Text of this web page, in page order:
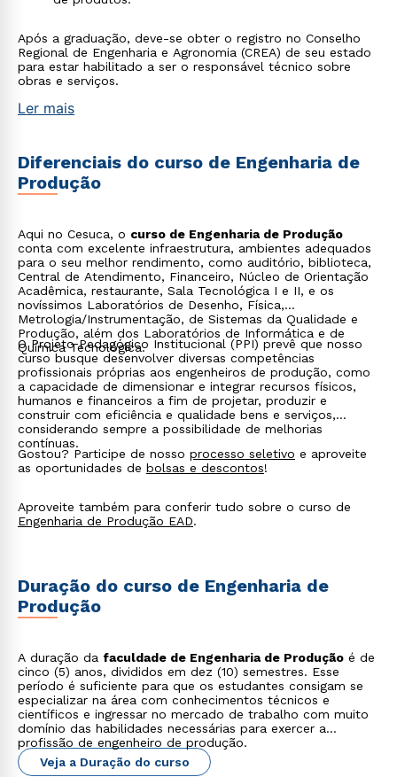
Após a graduação, deve-se obter o registro no Conselho
Regional de Engenharia e Agronomia (CREA) de seu estado
para estar habilitado a ser o responsável técnico sobre
obras e serviços.
Ler mais
Diferenciais do curso de Engenharia de
Produção
Aqui no Cesuca, o curso de Engenharia de Produção
conta com excelente infraestrutura, ambientes adequados
para o seu melhor rendimento, como auditório, biblioteca,
Central de Atendimento, Financeiro, Núcleo de Orientação
Acadêmica, restaurante, Sala Tecnológica I e II, e os
novíssimos Laboratórios de Desenho, Física,
Metrologia/Instrumentação, de Sistemas da Qualidade e
Produção, além dos Laboratórios de Informática e de
Química Tecnológica.
O Projeto Pedagógico Institucional (PPI) prevê que nosso
curso busque desenvolver diversas competências
profissionais próprias aos engenheiros de produção, como
a capacidade de dimensionar e integrar recursos físicos,
humanos e financeiros a fim de projetar, produzir e
construir com eficiência e qualidade bens e serviços,
considerando sempre a possibilidade de melhorias
contínuas.
Gostou? Participe de nosso processo seletivo e aproveite
as oportunidades de bolsas e descontos!
Aproveite também para conferir tudo sobre o curso de
Engenharia de Produção EAD.
Duração do curso de Engenharia de
Produção
A duração da faculdade de Engenharia de Produção é de
cinco (5) anos, divididos em dez (10) semestres. Esse
período é suficiente para que os estudantes consigam se
especializar na área com conhecimentos técnicos e
científicos e ingressar no mercado de trabalho com muito
domínio das habilidades necessárias para exercer a
profissão de engenheiro de produção.
Veja a Duração do curso